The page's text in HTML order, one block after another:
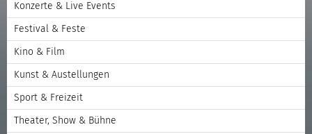
Konzerte & Live Events
Festival & Feste
Kino & Film
Kunst & Austellungen
Sport & Freizeit
Theater, Show & Bühne